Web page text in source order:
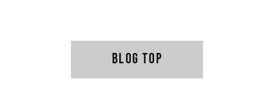
BLOG TOP